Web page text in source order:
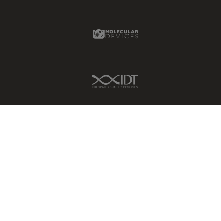
Molecular Devices Link
IDT Link